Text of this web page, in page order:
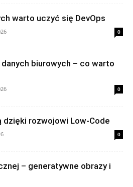
warto uczyć się DevOps
0
biurowych – co warto
0
dzięki rozwojowi Low-Code
0
– generatywne obrazy i